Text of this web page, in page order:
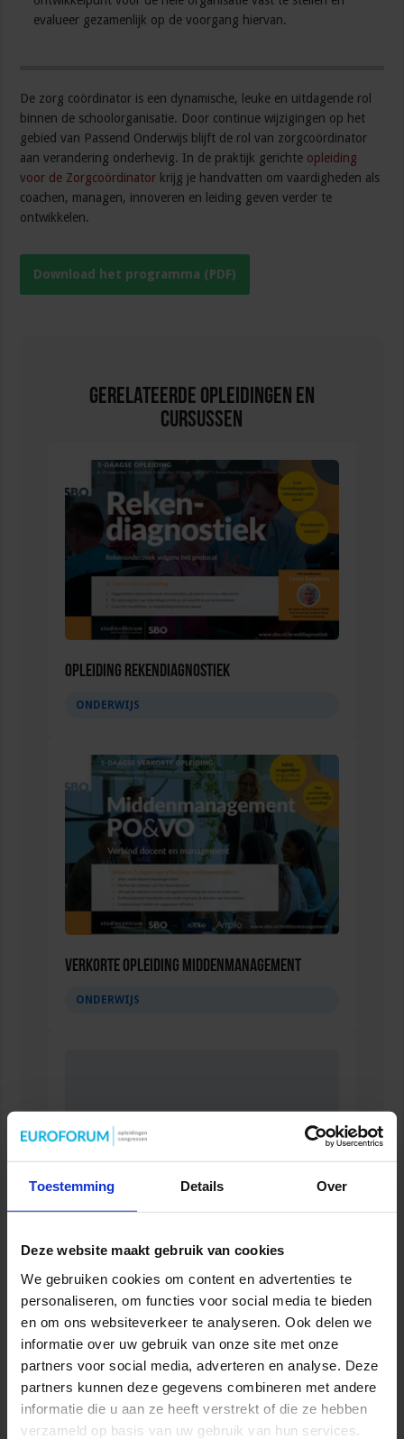
Toestemming Details Over
Deze website maakt gebruik van cookies
We gebruiken cookies om content en advertenties te
personaliseren, om functies voor social media te bieden
en om ons websiteverkeer te analyseren. Ook delen we
informatie over uw gebruik van onze site met onze
partners voor social media, adverteren en analyse. Deze
partners kunnen deze gegevens combineren met andere
informatie die u aan ze heeft verstrekt of die ze hebben
verzameld op basis van uw gebruik van hun services.
evalueer gezamenlijk op de voorgang hiervan.
De zorg coördinator is een dynamische, leuke en uitdagende rol
binnen de schoolorganisatie. Door continue wijzigingen op het
gebied van Passend Onderwijs blijft de rol van zorgcoördinator
aan verandering onderhevig. In de praktijk gerichte opleiding
voor de Zorgcoördinator krijg je handvatten om vaardigheden als
coachen, managen, innoveren en leiding geven verder te
ontwikkelen.
Download het programma (PDF)
Gerelateerde Opleidingen en
Cursussen
Opleiding Rekendiagnostiek
ONDERWIJS
Verkorte opleiding Middenmanagement
ONDERWIJS
Opleiding Gedragsexpert
ONDERWIJS